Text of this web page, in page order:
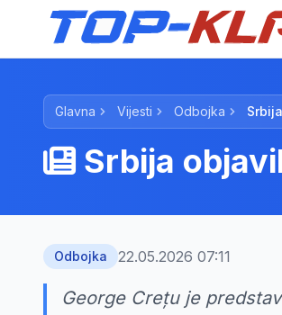
Glavna Vijesti Odbojka
Srbija
Odbojka 22.05.2026 07:11
George Crețu je